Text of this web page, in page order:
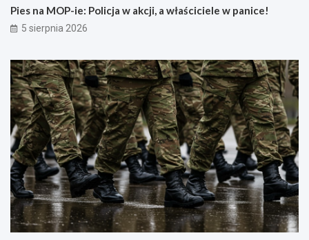
Pies na MOP-ie: Policja w akcji, a właściciele w panice!
5 sierpnia 2026